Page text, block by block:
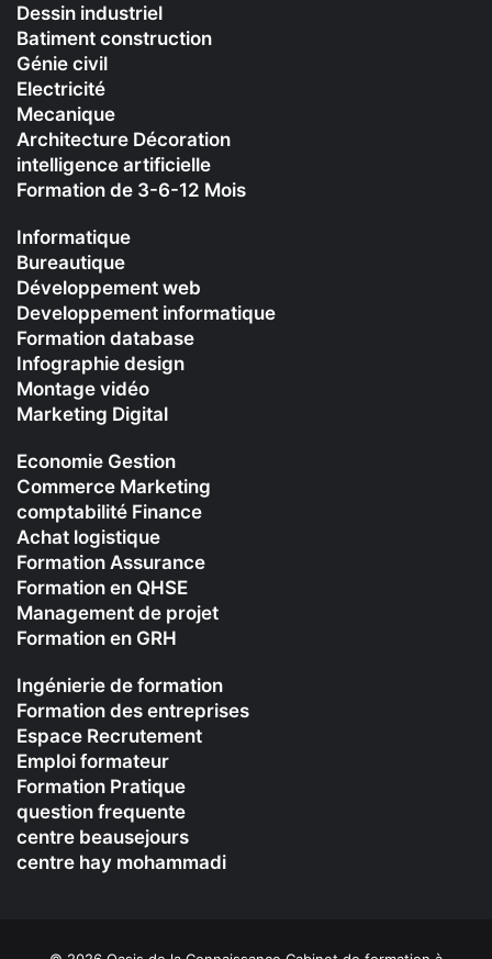
Dessin industriel
Batiment construction
Génie civil
Electricité
Mecanique
Architecture Décoration
intelligence artificielle
Formation de 3-6-12 Mois
Informatique
Bureautique
Développement web
Developpement informatique
Formation database
Infographie design
Montage vidéo
Marketing Digital
Economie Gestion
Commerce Marketing
comptabilité Finance
Achat logistique
Formation Assurance
Formation en QHSE
Management de projet
Formation en GRH
Ingénierie de formation
Formation des entreprises
Espace Recrutement
Emploi formateur
Formation Pratique
question frequente
centre beausejours
centre hay mohammadi